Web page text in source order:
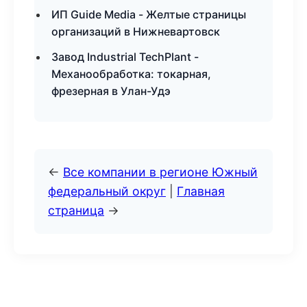
ИП Guide Media - Желтые страницы
организаций в Нижневартовск
Завод Industrial TechPlant -
Механообработка: токарная,
фрезерная в Улан-Удэ
← Все компании в регионе Южный
федеральный округ
Главная
страница →